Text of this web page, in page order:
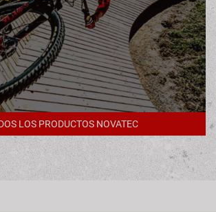
LOS PRODUCTOS NOVATEC